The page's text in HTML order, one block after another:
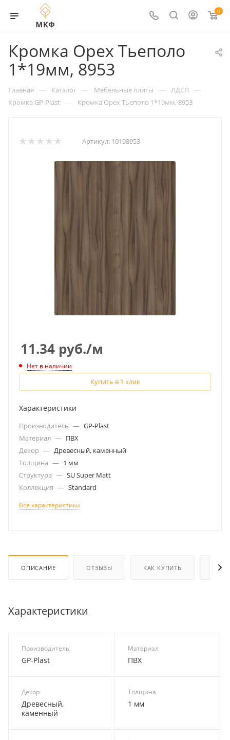
0
Кромка Орех Тьеполо
1*19мм, 8953
Главная — Каталог — Мебельные плиты — ЛДСП —
Кромка GP-Plast — Кромка Орех Тьеполо 1*19мм, 8953
Артикул: 10198953
11.34 руб./м
Нет в наличии
Купить в 1 клик
Характеристики
Производитель — GP-Plast
Материал — ПВХ
Декор — Древесный, каменный
Толщина — 1 мм
Структура — SU Super Matt
Коллекция — Standard
Все характеристики
ОПИСАНИЕ ОТЗЫВЫ КАК КУПИТЬ
Характеристики
Производитель
GP-Plast
Материал
ПВХ
Декор
Древесный,
каменный
Толщина
1 мм